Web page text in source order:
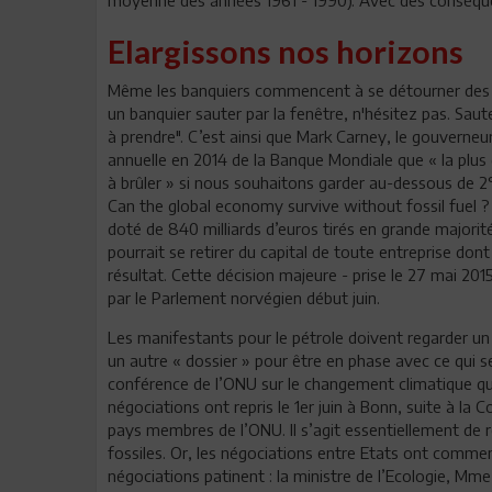
Elargissons nos horizons
Même les banquiers commencent à se détourner
un banquier sauter par la fenêtre, n'hésitez pas.
à prendre". C’est ainsi que Mark Carney, le
annuelle en 2014 de la Banque Mondiale que « la
à brûler » si nous souhaitons garder au-dessous de
Can the global economy survive without fossil fuel
doté de 840 milliards d’euros tirés en grande
pourrait se retirer du capital de toute entreprise
résultat. Cette décision majeure - prise le 27 mai
par le Parlement norvégien début juin.
Les manifestants pour le pétrole doivent regarder
un autre « dossier » pour être en phase avec ce qui
conférence de l’ONU sur le changement climatique
négociations ont repris le 1er juin à Bonn, suite à la
pays membres de l’ONU. Il s’agit essentiellement
fossiles. Or, les négociations entre Etats ont
négociations patinent : la ministre de l’Ecologie,